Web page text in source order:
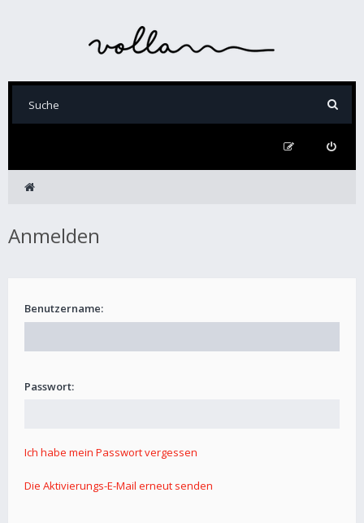
Anmelden
Benutzername:
Passwort:
Ich habe mein Passwort vergessen
Die Aktivierungs-E-Mail erneut senden